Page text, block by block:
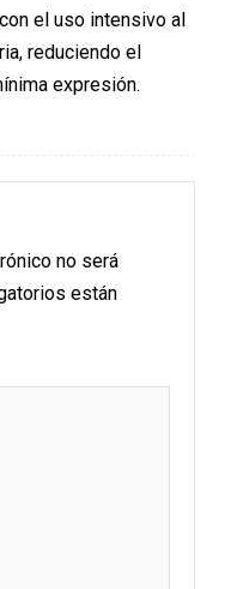
el uso intensivo al
reduciendo el
expresión.
no será
están